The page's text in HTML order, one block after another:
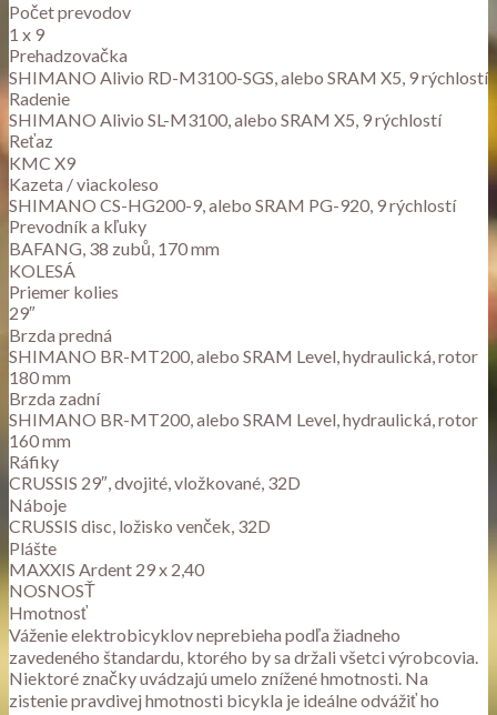
Počet prevodov
1 x 9
Prehadzovačka
SHIMANO Alivio RD-M3100-SGS, alebo SRAM X5, 9 rýchlostí
Radenie
SHIMANO Alivio SL-M3100, alebo SRAM X5, 9 rýchlostí
Reťaz
KMC X9
Kazeta / viackoleso
SHIMANO CS-HG200-9, alebo SRAM PG-920, 9 rýchlostí
Prevodník a kľuky
BAFANG, 38 zubů, 170 mm
KOLESÁ
Priemer kolies
29″
Brzda predná
SHIMANO BR-MT200, alebo SRAM Level, hydraulická, rotor
180 mm
Brzda zadní
SHIMANO BR-MT200, alebo SRAM Level, hydraulická, rotor
160 mm
Ráfiky
CRUSSIS 29″, dvojité, vložkované, 32D
Náboje
CRUSSIS disc, ložisko venček, 32D
Plášte
MAXXIS Ardent 29 x 2,40
NOSNOSŤ
Hmotnosť
Váženie elektrobicyklov neprebieha podľa žiadneho
zavedeného štandardu, ktorého by sa držali všetci výrobcovia.
Niektoré značky uvádzajú umelo znížené hmotnosti. Na
zistenie pravdivej hmotnosti bicykla je ideálne odvážiť ho